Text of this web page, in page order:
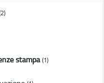
stampa (1)